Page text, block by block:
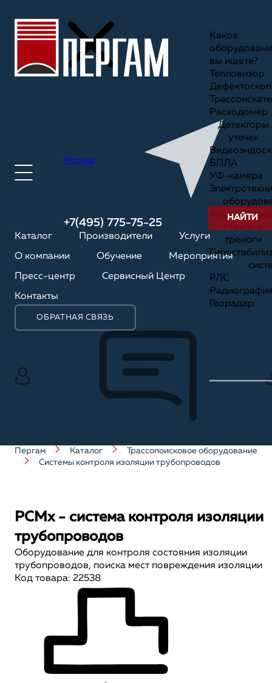
Москва
+7(495) 775-75-25
Каталог Производители Услуги
О компании Обучение Мероприятия
Пресс-центр Сервисный Центр
Контакты
ОБРАТНАЯ СВЯЗЬ
Какое
вы ищете?
Тепловизор
Дефектоскоп
Расходомер
Детекторы
утечек
БПЛА
УФ-камера
Анализаторы
треноги
РЛС
Георадар
НАЙТИ
Пергам Каталог
Трассопоисковое оборудование
Cистемы контроля изоляции трубопроводов
PCMx - система контроля изоляции
трубопроводов
Оборудование для контроля состояния изоляции
трубопроводов, поиска мест повреждения изоляции
Код товара: 22538